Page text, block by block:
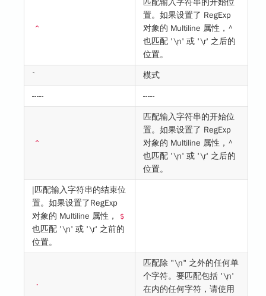
^
置。如果设置了 RegExp
对象的 Multiline 属性，^
也匹配 '\n' 或 '\r' 之后的
位置。
` 模式
----- -----
^
匹配输入字符串的开始位
置。如果设置了 RegExp
对象的 Multiline 属性，^
也匹配 '\n' 或 '\r' 之后的
位置。
|匹配输入字符串的结束位
置。如果设置了RegExp
对象的 Multiline 属性，
$
也匹配 '\n' 或 '\r' 之前的
位置。
.
匹配除 "\n" 之外的任何单
个字符。要匹配包括 '\n'
在内的任何字符，请使用